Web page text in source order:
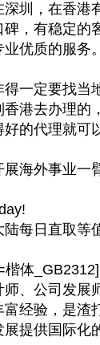
深圳，在香港
碑，有稳定的
优质的服务。
得一定要找当
香港去办理的
的代理就可
展海外事业一
每日直取等
楷体
师、公司发展
富经验，是渣
展提供国际化